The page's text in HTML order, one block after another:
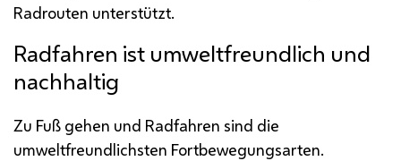
Radrouten unterstützt.
Radfahren ist umweltfreundlich und
nachhaltig
Zu Fuß gehen und Radfahren sind die
umweltfreundlichsten Fortbewegungsarten.